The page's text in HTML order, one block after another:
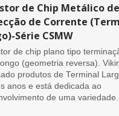
de Chip Metálico de
de Corrente
Série CSMW
de chip plano tipo
(geometria reversa).
produtos de Terminal
anos e está dedicada ao
de uma variedade...